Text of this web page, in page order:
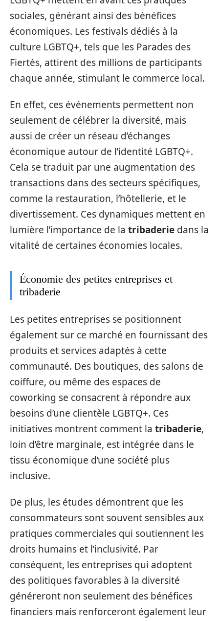
sociales, générant ainsi des bénéfices
économiques. Les festivals dédiés à la
culture LGBTQ+, tels que les Parades des
Fiertés, attirent des millions de participants
chaque année, stimulant le commerce local.
En effet, ces événements permettent non
seulement de célébrer la diversité, mais
aussi de créer un réseau d’échanges
économique autour de l’identité LGBTQ+.
Cela se traduit par une augmentation des
transactions dans des secteurs spécifiques,
comme la restauration, l’hôtellerie, et le
divertissement. Ces dynamiques mettent en
lumière l’importance de la tribaderie dans la
vitalité de certaines économies locales.
Économie des petites entreprises et
tribaderie
Les petites entreprises se positionnent
également sur ce marché en fournissant des
produits et services adaptés à cette
communauté. Des boutiques, des salons de
coiffure, ou même des espaces de
coworking se consacrent à répondre aux
besoins d’une clientèle LGBTQ+. Ces
initiatives montrent comment la tribaderie,
loin d’être marginale, est intégrée dans le
tissu économique d’une société plus
inclusive.
De plus, les études démontrent que les
consommateurs sont souvent sensibles aux
pratiques commerciales qui soutiennent les
droits humains et l’inclusivité. Par
conséquent, les entreprises qui adoptent
des politiques favorables à la diversité
généreront non seulement des bénéfices
financiers mais renforceront également leur